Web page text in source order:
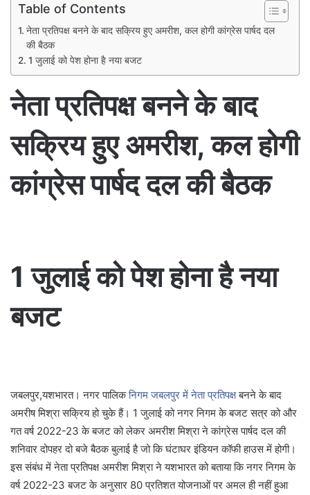
Table of Contents
नेता प्रतिपक्ष बनने के बाद सक्रिय हुए अमरीश, कल होगी कांग्रेस पार्षद दल
की बैठक
1 जुलाई को पेश होना है नया बजट
नेता प्रतिपक्ष बनने के बाद
सक्रिय हुए अमरीश, कल होगी
कांग्रेस पार्षद दल की बैठक
1 जुलाई को पेश होना है नया
बजट
जबलपुर,यशभारत। नगर पालिकनिगम जबलपुर में नेता प्रतिपक्षबनने के बाद
अमरीष मिश्रा सक्रिय हो चुके हैं। 1 जुलाई को नगर निगम के बजट सत्र को और
गत वर्ष 2022-23 के बजट को लेकर अमरीश मिश्रा ने कांग्रेस पार्षद दल की
शनिवार दोपहर दो बजे बैठक बुलाई है जो कि घंटाघर इंडियन कॉफी हाउस में होगी।
इस संबंध में नेता प्रतिपक्ष अमरीश मिश्रा ने यशभारत को बताया कि नगर निगम के
वर्ष 2022-23 बजट के अनुसार 80 प्रतिशत योजनाओं पर अमल ही नहीं हुआ